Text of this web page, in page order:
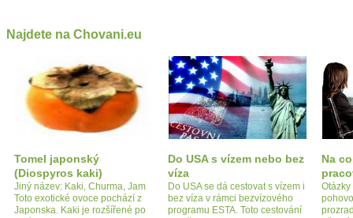
Najdete na Chovani.eu
Tomel japonský
(Diospyros kaki)
Jiný název: Kaki, Churma, Jam
Toto exotické ovoce pochází z
Japonska. Kaki je rozšířené po
Do USA s vízem nebo bez
víza
Do USA se dá cestovat s vízem i
bez víza v rámci bezvízového
programu ESTA. Toto cestování
Na